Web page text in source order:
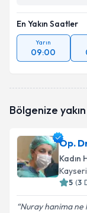
En Yakın Saatler
Yarın
09:00
Bölgenize
Op.
Kadın
Kayseri
5 (3
Nuray hanima ne